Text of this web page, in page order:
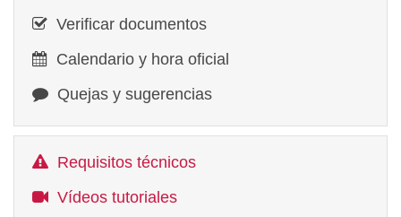
Verificar documentos
Calendario y hora oficial
Quejas y sugerencias
Requisitos técnicos
Vídeos tutoriales